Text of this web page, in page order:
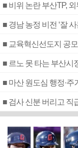
■ 비위 논란 부산TP,
■ 경남 농정 비전 ‘잘
■ 교육혁신선도지 공
■ 르노 못 타는 부산
■ 마산 원도심 행정·